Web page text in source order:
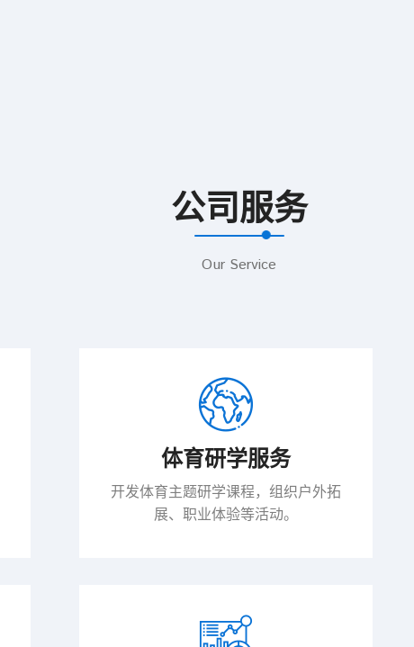
公司服务
Our Service
体育研学服务
开发体育主题研学课程，组织户外拓
展、职业体验等活动。